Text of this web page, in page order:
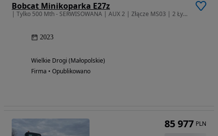
Bobcat Minikoparka E27z
| Tylko 500 Mth - SERWISOWANA | AUX 2 | Złącze MS03 | 2 Łyżki |
2023
Wielkie Drogi (Małopolskie)
Firma • Opublikowano
85 977 PLN